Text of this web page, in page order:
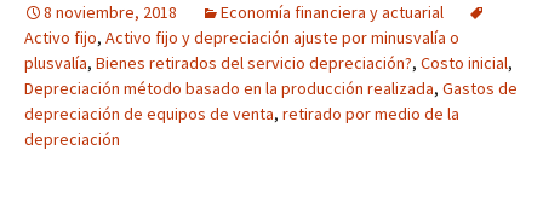
8 noviembre, 2018
Economía financiera y actuarial
Activo fijo, Activo fijo y depreciación ajuste por minusvalía o
plusvalía, Bienes retirados del servicio depreciación?, Costo inicial,
Depreciación método basado en la producción realizada, Gastos de
depreciación de equipos de venta, retirado por medio de la
depreciación